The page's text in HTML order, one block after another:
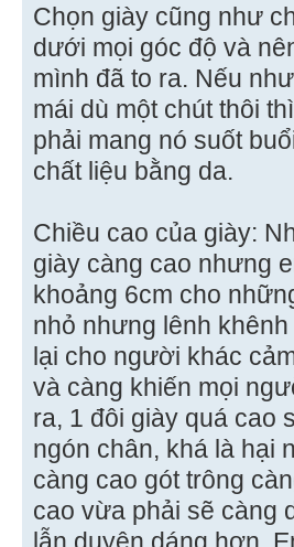
Chọn giày cũng như
dưới mọi góc độ và
mình đã to ra. Nếu
mái dù một chút thôi
phải mang nó suốt
chất liệu bằng da.
Chiều cao của giày:
giày càng cao nhưng
khoảng 6cm cho
nhỏ nhưng lênh
lại cho người khác
và càng khiến mọi
ra, 1 đôi giày quá cao
ngón chân, khá là hại
càng cao gót trông
cao vừa phải sẽ càng
lẫn duyên dáng hơn.